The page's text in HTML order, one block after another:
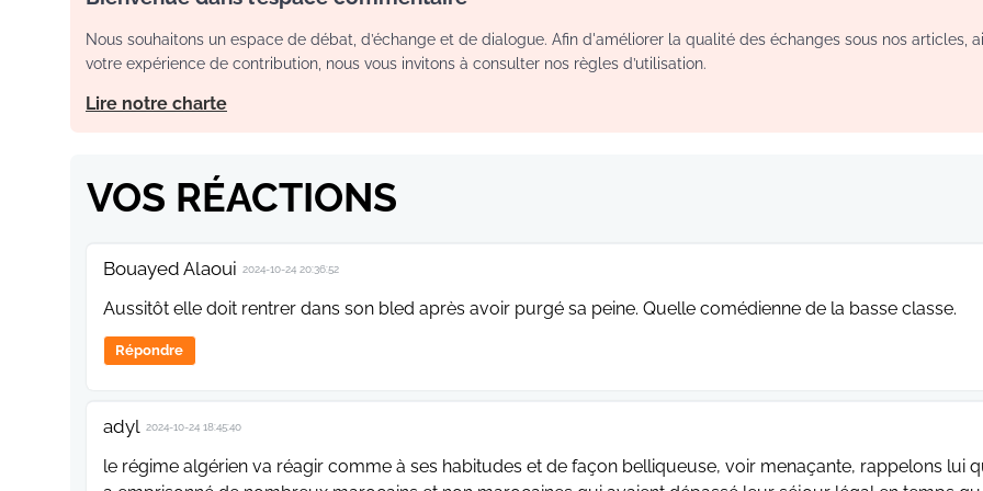
Nous souhaitons un espace de débat, d’échange et de dialogue. Afin d'améliorer la qualité des échanges sous nos articles,
votre expérience de contribution, nous vous invitons à consulter nos règles d’utilisation.
Lire notre charte
VOS RÉACTIONS
Bouayed Alaoui 2024-10-24 20:36:52
Aussitôt elle doit rentrer dans son bled après avoir purgé sa peine. Quelle comédienne de la basse classe.
Répondre
adyl 2024-10-24 18:45:40
le régime algérien va réagir comme à ses habitudes et de façon belliqueuse, voir menaçante, rappelons lui